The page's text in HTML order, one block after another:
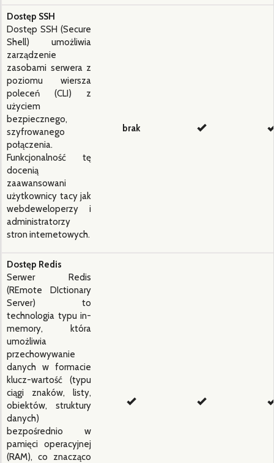
Dostęp SSH
Dostęp SSH (Secure
Shell) umożliwia
zarządzenie
zasobami serwera z
poziomu wiersza
poleceń (CLI) z
użyciem
bezpiecznego,
szyfrowanego
połączenia.
Funkcjonalność tę
docenią
zaawansowani
użytkownicy tacy jak
webdeweloperzy i
administratorzy
stron internetowych.
brak
Dostęp Redis
Serwer Redis
(REmote DIctionary
Server) to
technologia typu in-
memory, która
umożliwia
przechowywanie
danych w formacie
klucz-wartość (typu
ciągi znaków, listy,
obiektów, struktury
danych)
bezpośrednio w
pamięci operacyjnej
(RAM), co znacząco